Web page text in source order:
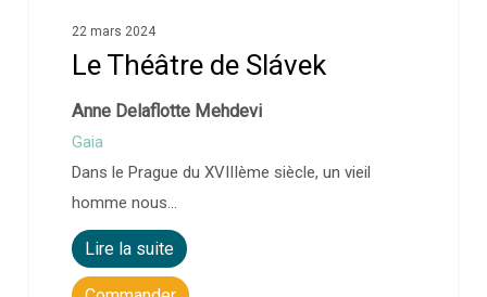
22 mars 2024
Le Théâtre de Slávek
Anne Delaflotte Mehdevi
Gaia
Dans le Prague du XVIIIème siècle, un vieil
homme nous…
Lire la suite